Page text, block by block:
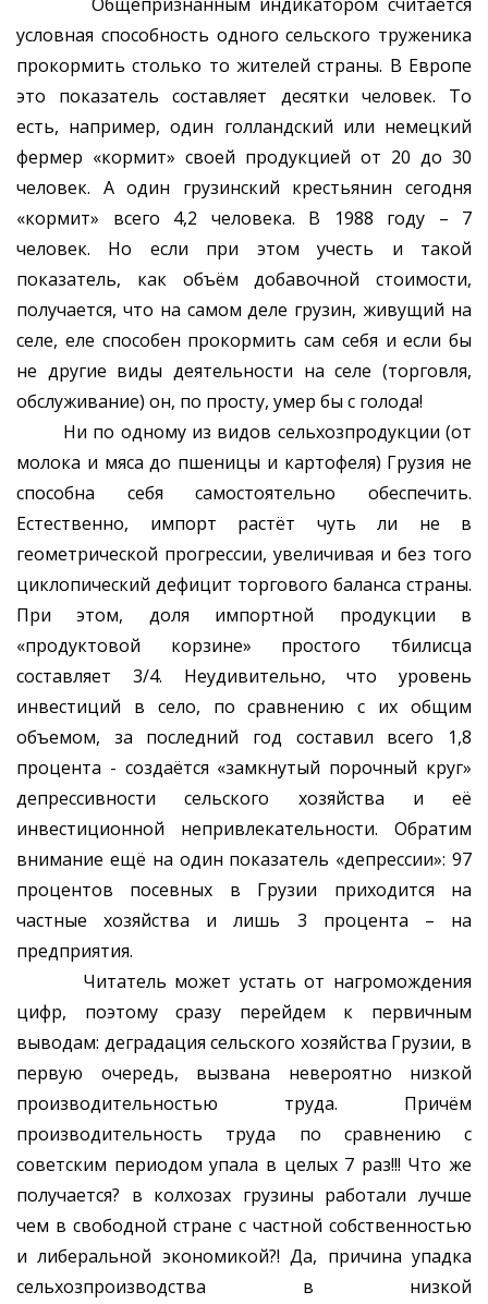
условная способность одного сельского труженика
прокормить столько то жителей страны. В Европе
это показатель составляет десятки человек. То
есть, например, один голландский или немецкий
фермер «кормит» своей продукцией от 20 до 30
человек. А один грузинский крестьянин сегодня
«кормит» всего 4,2 человека. В 1988 году – 7
человек. Но если при этом учесть и такой
показатель, как объём добавочной стоимости,
получается, что на самом деле грузин, живущий на
селе, еле способен прокормить сам себя и если бы
не другие виды деятельности на селе (торговля,
обслуживание) он, по просту, умер бы с голода!
Ни по одному из видов сельхозпродукции (от
молока и мяса до пшеницы и картофеля) Грузия не
способна себя самостоятельно обеспечить.
Естественно, импорт растёт чуть ли не в
геометрической прогрессии, увеличивая и без того
циклопический дефицит торгового баланса страны.
При этом, доля импортной продукции в
«продуктовой корзине» простого тбилисца
составляет 3/4. Неудивительно, что уровень
инвестиций в село, по сравнению с их общим
объемом, за последний год составил всего 1,8
процента - создаётся «замкнутый порочный круг»
депрессивности сельского хозяйства и её
инвестиционной непривлекательности. Обратим
внимание ещё на один показатель «депрессии»: 97
процентов посевных в Грузии приходится на
частные хозяйства и лишь 3 процента – на
предприятия.
Читатель может устать от нагромождения
цифр, поэтому сразу перейдем к первичным
выводам: деградация сельского хозяйства Грузии, в
первую очередь, вызвана невероятно низкой
производительностью труда. Причём
производительность труда по сравнению с
советским периодом упала в целых 7 раз!!! Что же
получается? в колхозах грузины работали лучше
чем в свободной стране с частной собственностью
и либеральной экономикой?! Да, причина упадка
сельхозпроизводства в низкой